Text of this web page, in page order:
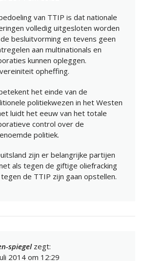
van TTIP is dat nationale
volledig uitgesloten worden
besluitvorming en tevens geen
aan multinationals en
kunnen opleggen.
opheffing.
het einde van de
politiekwezen in het Westen
luidt het eeuw van het totale
control over de
politiek.
zijn er belangrijke partijen
als tegen de giftige oliefracking
de TTIP zijn gaan opstellen.
spiegel zegt:
2014 om 12:29